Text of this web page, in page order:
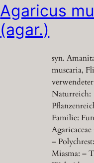
Agaricus
(agar.)
syn.
muscaria,
Naturreich:
Familie:
–
Miasma: –